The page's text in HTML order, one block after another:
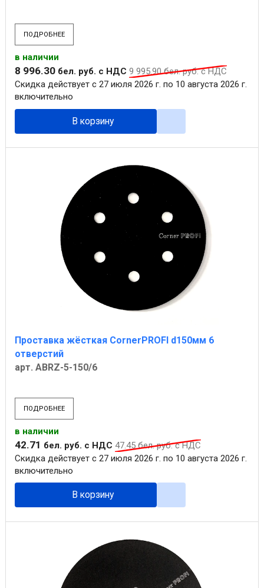
ПОДРОБНЕЕ
в наличии
8 996.30 бел. руб. с НДС 9 995.90бел. руб. с НДС
Скидка действует с 27 июля 2026 г. по 10 августа 2026 г.
включительно
В корзину
Проставка жёсткая CornerPROFI d150мм 6
отверстий
арт. ABRZ-5-150/6
ПОДРОБНЕЕ
в наличии
42.71 бел. руб. с НДС 47.45бел. руб. с НДС
Скидка действует с 27 июля 2026 г. по 10 августа 2026 г.
включительно
В корзину